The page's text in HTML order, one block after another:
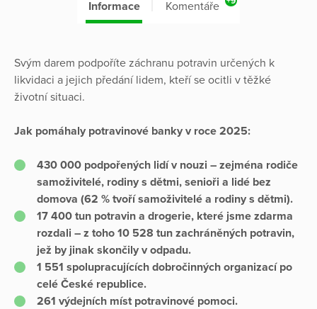
Informace Komentáře
Svým darem podpoříte záchranu potravin určených k
likvidaci a jejich předání lidem, kteří se ocitli v těžké
životní situaci.
Jak pomáhaly potravinové banky v roce 2025:
430 000 podpořených lidí v nouzi – zejména rodiče
samoživitelé, rodiny s dětmi, senioři a lidé bez
domova (62 % tvoří samoživitelé a rodiny s dětmi).
17 400 tun potravin a drogerie, které jsme zdarma
rozdali – z toho 10 528 tun zachráněných potravin,
jež by jinak skončily v odpadu.
1 551 spolupracujících dobročinných organizací po
celé České republice.
261 výdejních míst potravinové pomoci.